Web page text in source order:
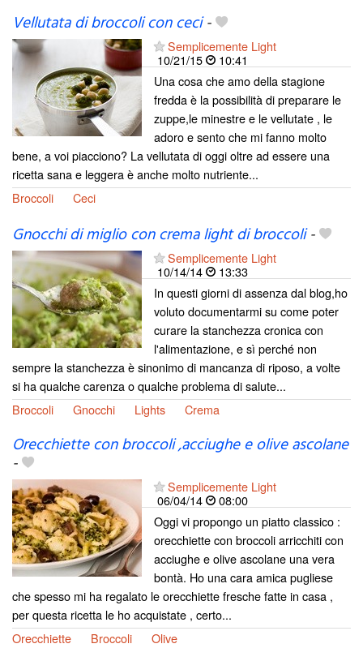
Vellutata di broccoli con ceci-
Semplicemente Light
10/21/15
10:41
Una cosa che amo della stagione
fredda è la possibilità di preparare le
zuppe,le minestre e le vellutate , le
adoro e sento che mi fanno molto
bene, a voi piacciono? La vellutata di oggi oltre ad essere una
ricetta sana e leggera è anche molto nutriente...
Broccoli
Ceci
Gnocchi di miglio con crema light di broccoli-
Semplicemente Light
10/14/14
13:33
In questi giorni di assenza dal blog,ho
voluto documentarmi su come poter
curare la stanchezza cronica con
l'alimentazione, e sì perché non
sempre la stanchezza è sinonimo di mancanza di riposo, a volte
si ha qualche carenza o qualche problema di salute...
Broccoli
Gnocchi Lights Crema
Orecchiette con broccoli ,acciughe e olive ascolane
-
Semplicemente Light
06/04/14
08:00
Oggi vi propongo un piatto classico :
orecchiette con broccoli arricchiti con
acciughe e olive ascolane una vera
bontà. Ho una cara amica pugliese
che spesso mi ha regalato le orecchiette fresche fatte in casa ,
per questa ricetta le ho acquistate , certo...
Orecchiette
Broccoli Olive